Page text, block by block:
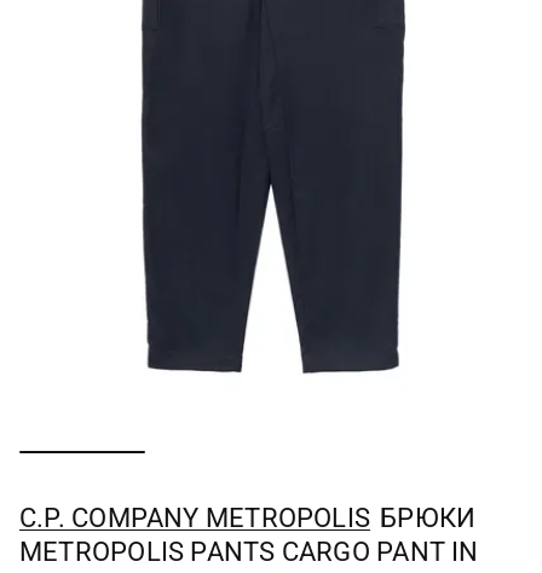
C.P. COMPANY METROPOLIS БРЮКИ
METROPOLIS PANTS CARGO PANT IN